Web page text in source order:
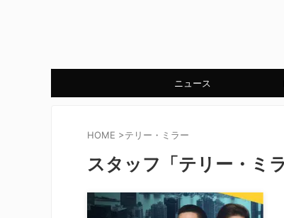
ニュース
HOME >テリー・ミラー
スタッフ「テリー・ミ